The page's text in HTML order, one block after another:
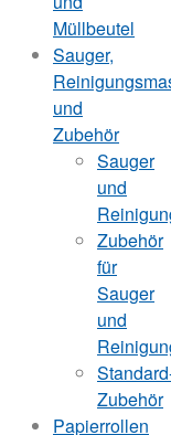
Müllbeutel
Sauger,
und
Zubehör
Sauger
und
Zubehör
für
Sauger
und
Zubehör
Papierrollen